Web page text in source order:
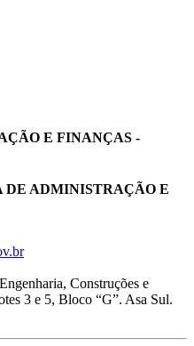
E FINANÇAS -
DE ADMINISTRAÇÃO E
Construções e
3 e 5, Bloco “G”. Asa Sul.